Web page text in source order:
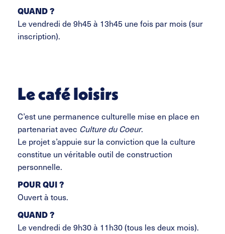
QUAND ?
Le vendredi de 9h45 à 13h45 une fois par mois (sur
inscription).
Le café loisirs
C’est une permanence culturelle mise en place en
partenariat avec Culture du Coeur.
Le projet s’appuie sur la conviction que la culture
constitue un véritable outil de construction
personnelle.
POUR QUI ?
Ouvert à tous.
QUAND ?
Le vendredi de 9h30 à 11h30 (tous les deux mois).